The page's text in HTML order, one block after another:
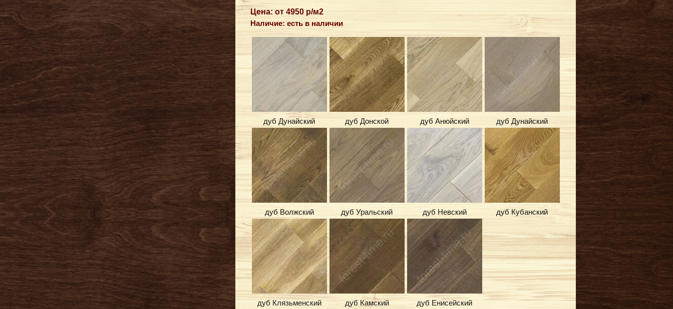
Цена: от 4950 р/м2
Наличие: есть в наличии
дуб Дунайский дуб Донской дуб Анюйский дуб Дунайский
дуб Волжский дуб Уральский дуб Невский дуб Кубанский
дуб Клязьменский дуб Камский дуб Енисейский